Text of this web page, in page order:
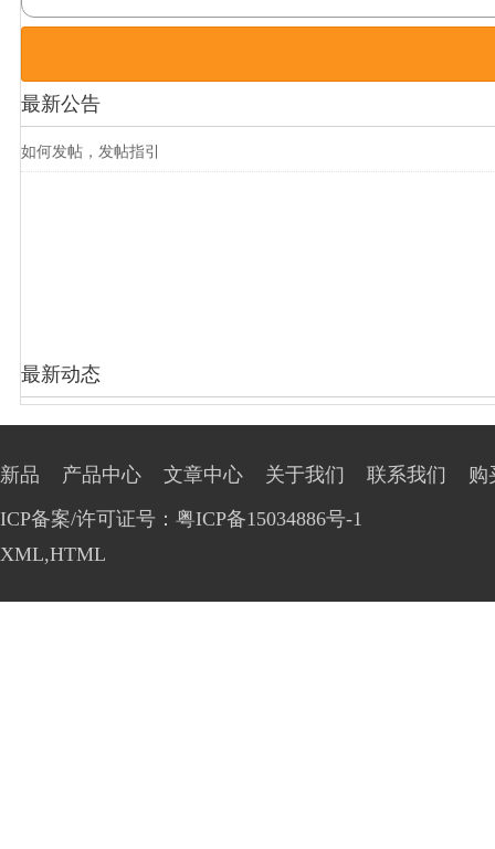
最新公告
如何发帖，发帖指引
最新动态
新品 产品中心 文章中心 关于我们 联系我们
购
ICP备案/许可证号：粤ICP备15034886号-1
XML,HTML